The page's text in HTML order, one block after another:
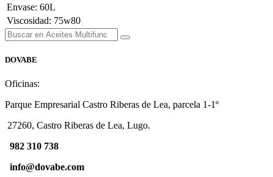
Envase: 60L
Viscosidad: 75w80
DOVABE
Oficinas:
Parque Empresarial Castro Riberas de Lea, parcela 1-1º
27260, Castro Riberas de Lea, Lugo.
982 310 738
info@dovabe.com